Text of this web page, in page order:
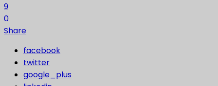
9
0
Share
facebook
twitter
google_plus